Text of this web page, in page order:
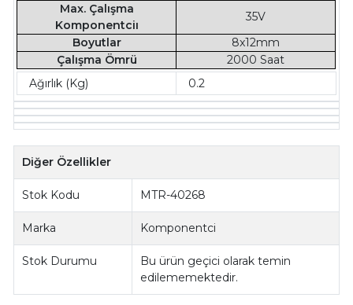
Max. Çalışma
Komponentciı
35V
Boyutlar
8x12mm
Çalışma Ömrü
2000 Saat
Ağırlık (Kg)
0.2
Diğer Özellikler
Stok Kodu MTR-40268
Marka Komponentci
Stok Durumu
Bu ürün geçici olarak temin
edilememektedir.